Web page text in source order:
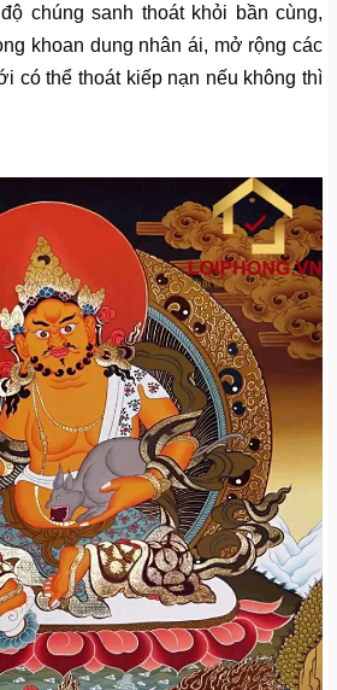
chúng sanh thoát khỏi bần cùng,
khoan dung nhân ái, mở rộng các
có thể thoát kiếp nạn nếu không thì